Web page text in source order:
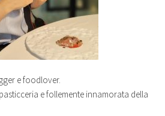
e foodlover.
e follemente innamorata della